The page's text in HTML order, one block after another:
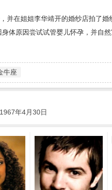
并在姐姐李华靖开的婚纱店拍了
体原因尝试试管婴儿怀孕，并
牛座
年4月30日